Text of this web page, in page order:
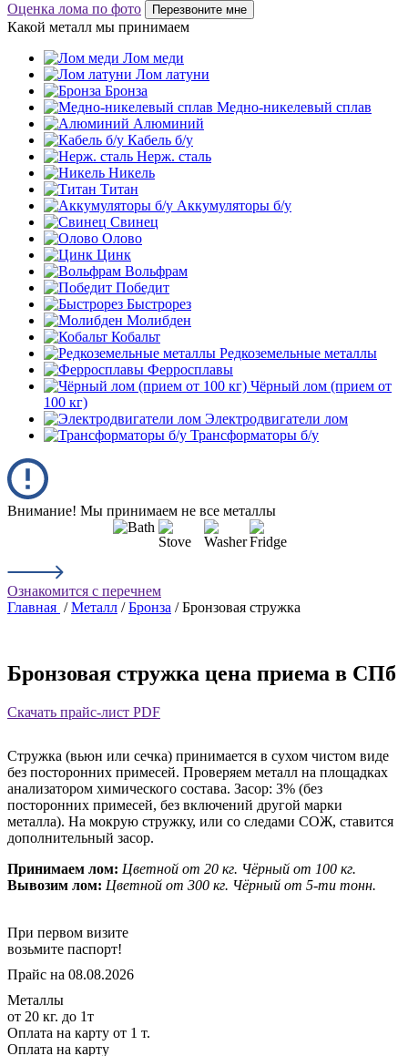
Оценка лома по фото
Перезвоните мне
Какой металл мы принимаем
Лом меди
Лом латуни
Бронза
Медно-никелевый сплав
Алюминий
Кабель б/у
Нерж. сталь
Никель
Титан
Аккумуляторы б/у
Свинец
Олово
Цинк
Вольфрам
Победит
Быстрорез
Молибден
Кобальт
Редкоземельные металлы
Ферросплавы
Чёрный лом (прием от
100 кг)
Электродвигатели лом
Трансформаторы б/у
Внимание! Мы принимаем не все металлы
Ознакомится с перечнем
Главная /Металл /Бронза / Бронзовая стружка
Бронзовая стружка цена приема в СПб
Скачать прайс-лист PDF
Стружка (вьюн или сечка) принимается в сухом чистом виде
без посторонних примесей. Проверяем металл на площадках
анализатором химического состава. Засор: 3% (без
посторонних примесей, без включений другой марки
металла). На мокрую стружку, или со следами СОЖ, ставится
дополнительный засор.
Принимаем лом: Цветной от 20 кг. Чёрный от 100 кг.
Вывозим лом: Цветной от 300 кг. Чёрный от 5-ти тонн.
При первом визите
возьмите паспорт!
Прайс на 08.08.2026
Металлы
от 20 кг. до 1т
Оплата на карту от 1 т.
Оплата на карту